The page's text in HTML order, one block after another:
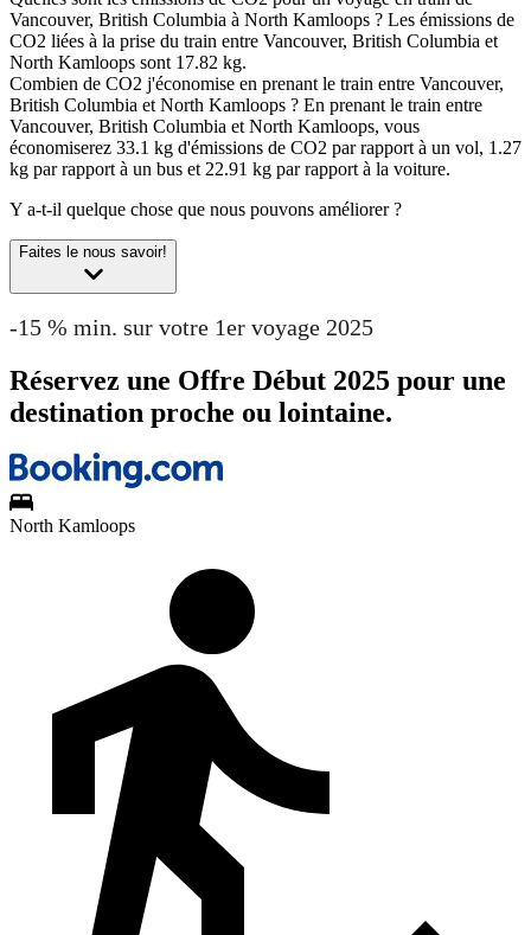
Vancouver, British Columbia à North Kamloops ? Les émissions de
CO2 liées à la prise du train entre Vancouver, British Columbia et
North Kamloops sont 17.82 kg.
Combien de CO2 j'économise en prenant le train entre Vancouver,
British Columbia et North Kamloops ? En prenant le train entre
Vancouver, British Columbia et North Kamloops, vous
économiserez 33.1 kg d'émissions de CO2 par rapport à un vol, 1.27
kg par rapport à un bus et 22.91 kg par rapport à la voiture.
Y a-t-il quelque chose que nous pouvons améliorer ?
Faites le nous savoir!
-15 % min. sur votre 1er voyage 2025
Réservez une Offre Début 2025 pour une
destination proche ou lointaine.
North Kamloops